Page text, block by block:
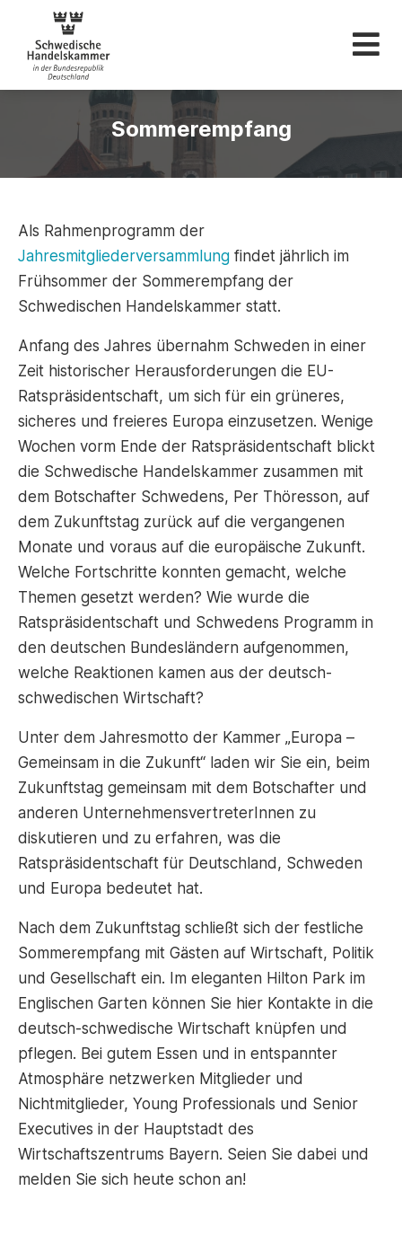
Schwedische
Sommerempfang
Als Rahmenprogramm der
Jahresmitgliederversammlung findet jährlich im
Frühsommer der Sommerempfang der
Schwedischen Handelskammer statt.
Anfang des Jahres übernahm Schweden in einer
Zeit historischer Herausforderungen die EU-
Ratspräsidentschaft, um sich für ein grüneres,
sicheres und freieres Europa einzusetzen. Wenige
Wochen vorm Ende der Ratspräsidentschaft blickt
die Schwedische Handelskammer zusammen mit
dem Botschafter Schwedens, Per Thöresson, auf
dem Zukunftstag zurück auf die vergangenen
Monate und voraus auf die europäische Zukunft.
Welche Fortschritte konnten gemacht, welche
Themen gesetzt werden? Wie wurde die
Ratspräsidentschaft und Schwedens Programm in
den deutschen Bundesländern aufgenommen,
welche Reaktionen kamen aus der deutsch-
schwedischen Wirtschaft?
Unter dem Jahresmotto der Kammer „Europa –
Gemeinsam in die Zukunft“ laden wir Sie ein, beim
Zukunftstag gemeinsam mit dem Botschafter und
anderen UnternehmensvertreterInnen zu
diskutieren und zu erfahren, was die
Ratspräsidentschaft für Deutschland, Schweden
und Europa bedeutet hat.
Nach dem Zukunftstag schließt sich der festliche
Sommerempfang mit Gästen auf Wirtschaft, Politik
und Gesellschaft ein. Im eleganten Hilton Park im
Englischen Garten können Sie hier Kontakte in die
deutsch-schwedische Wirtschaft knüpfen und
pflegen. Bei gutem Essen und in entspannter
Atmosphäre netzwerken Mitglieder und
Nichtmitglieder, Young Professionals und Senior
Executives in der Hauptstadt des
Wirtschaftszentrums Bayern. Seien Sie dabei und
melden Sie sich heute schon an!